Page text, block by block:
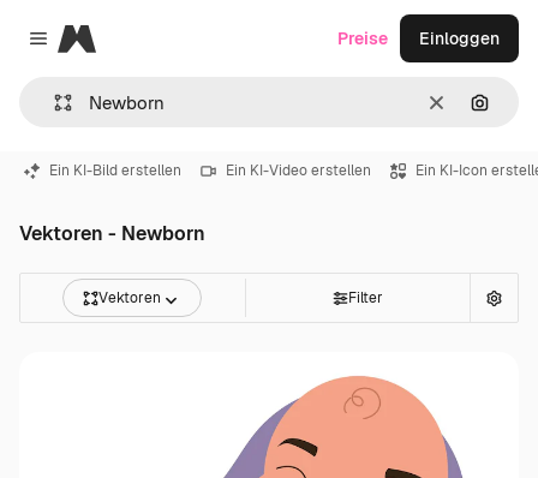
Close menu
Magnific
LöschenNach
Preise Einloggen
Ein KI-Bild erstellen Ein KI-Video erstellen Ein KI-Icon
Vektoren - Newborn
Vektoren Filter